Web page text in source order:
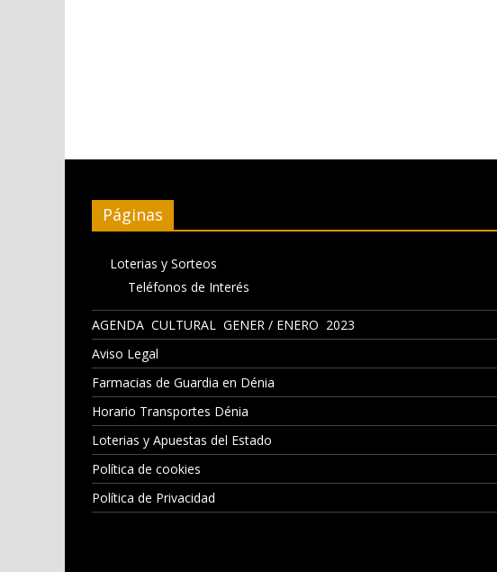
Páginas
Loterias y Sorteos
Teléfonos de Interés
AGENDA CULTURAL GENER / ENERO 2023
Aviso Legal
Farmacias de Guardia en Dénia
Horario Transportes Dénia
Loterias y Apuestas del Estado
Política de cookies
Política de Privacidad